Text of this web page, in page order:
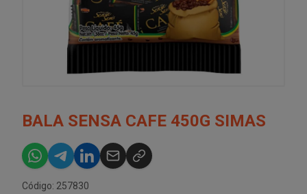
BALA SENSA CAFE 450G SIMAS
Código: 257830